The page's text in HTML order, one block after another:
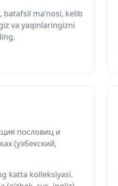
batafsil ma’nosi, kelib
va yaqinlaringizni
пословиц и
(узбекский,
katta kolleksiyasi.